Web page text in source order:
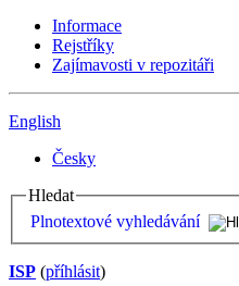
Informace
Rejstříky
Zajímavosti v repozitáři
English
Česky
Hledat
Plnotextové vyhledávání
ISP (příhlásit)